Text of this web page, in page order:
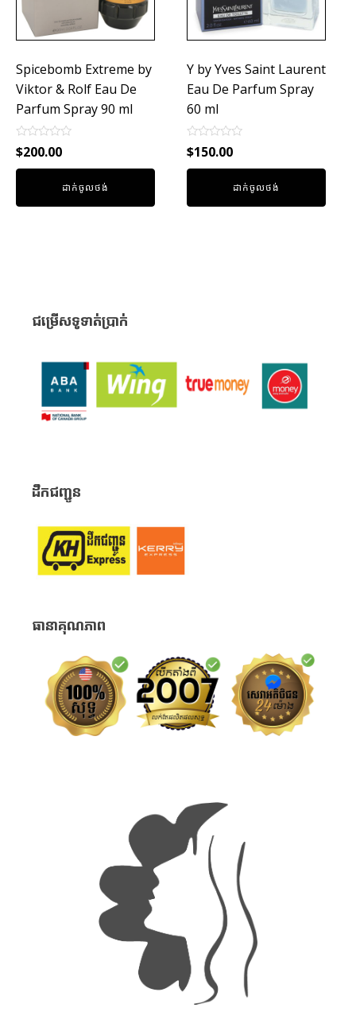
Spicebomb Extreme by
Viktor & Rolf Eau De
Parfum Spray 90 ml
Rated
0
out
$200.00
ដាក់ចូលថង់
Y by Yves Saint Laurent
Eau De Parfum Spray
60 ml
Rated
0
out
$150.00
ដាក់ចូលថង់
ជម្រើសទូទាត់ប្រាក់
ដឹកជញ្ជូន
ធានាគុណភាព